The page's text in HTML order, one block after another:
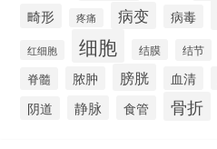
畸形 疼痛 病变 病毒
红细胞 细胞 结膜 结节
脊髓 脓肿 膀胱 血清
阴道 静脉 食管 骨折